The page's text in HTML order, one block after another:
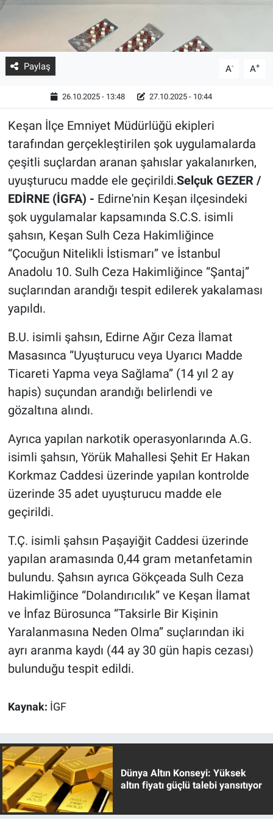
Paylaş A- A+
26.10.2025 - 13:48 27.10.2025 - 10:44
Keşan İlçe Emniyet Müdürlüğü ekipleri
tarafından gerçekleştirilen şok uygulamalarda
çeşitli suçlardan aranan şahıslar yakalanırken,
uyuşturucu madde ele geçirildi.Selçuk GEZER /
EDİRNE (İGFA) - Edirne'nin Keşan ilçesindeki
şok uygulamalar kapsamında S.C.S. isimli
şahsın, Keşan Sulh Ceza Hakimliğince
“Çocuğun Nitelikli İstismarı” ve İstanbul
Anadolu 10. Sulh Ceza Hakimliğince “Şantaj”
suçlarından arandığı tespit edilerek yakalaması
yapıldı.
B.U. isimli şahsın, Edirne Ağır Ceza İlamat
Masasınca “Uyuşturucu veya Uyarıcı Madde
Ticareti Yapma veya Sağlama” (14 yıl 2 ay
hapis) suçundan arandığı belirlendi ve
gözaltına alındı.
Ayrıca yapılan narkotik operasyonlarında A.G.
isimli şahsın, Yörük Mahallesi Şehit Er Hakan
Korkmaz Caddesi üzerinde yapılan kontrolde
üzerinde 35 adet uyuşturucu madde ele
geçirildi.
T.Ç. isimli şahsın Paşayiğit Caddesi üzerinde
yapılan aramasında 0,44 gram metanfetamin
bulundu. Şahsın ayrıca Gökçeada Sulh Ceza
Hakimliğince “Dolandırıcılık” ve Keşan İlamat
ve İnfaz Bürosunca “Taksirle Bir Kişinin
Yaralanmasına Neden Olma” suçlarından iki
ayrı aranma kaydı (44 ay 30 gün hapis cezası)
bulunduğu tespit edildi.
Kaynak: İGF
Dünya Altın Konseyi: Yüksek
altın fiyatı güçlü talebi yansıtıyor